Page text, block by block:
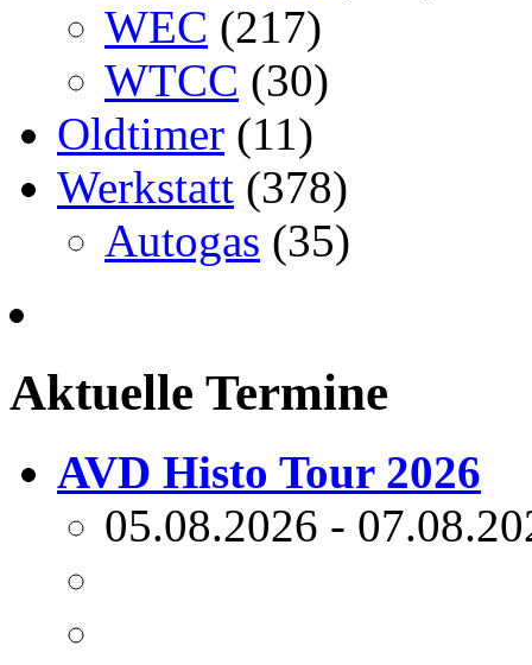
WEC (217)
WTCC (30)
Oldtimer (11)
Werkstatt (378)
Autogas (35)
Aktuelle Termine
AVD Histo Tour 2026
05.08.2026 -